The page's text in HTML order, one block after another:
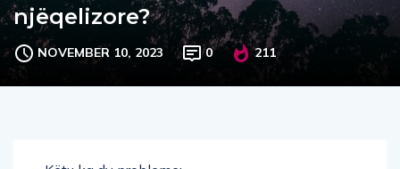
njëqelizore?
NOVEMBER 10, 2023 0 211